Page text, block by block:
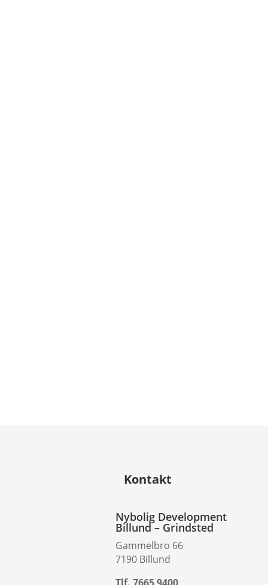
Kontakt
Nybolig Development
Billund – Grindsted
Gammelbro 66
7190 Billund